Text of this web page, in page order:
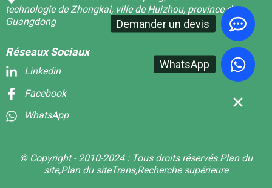
Demander un devis
WhatsApp
technologie de Zhongkai, ville de Huizhou, province du
Guangdong
Réseaux Sociaux
Linkedin
Facebook
WhatsApp
© Copyright - 2010-2024 : Tous droits réservés.Plan du
site,Plan du siteTrans,Recherche supérieure